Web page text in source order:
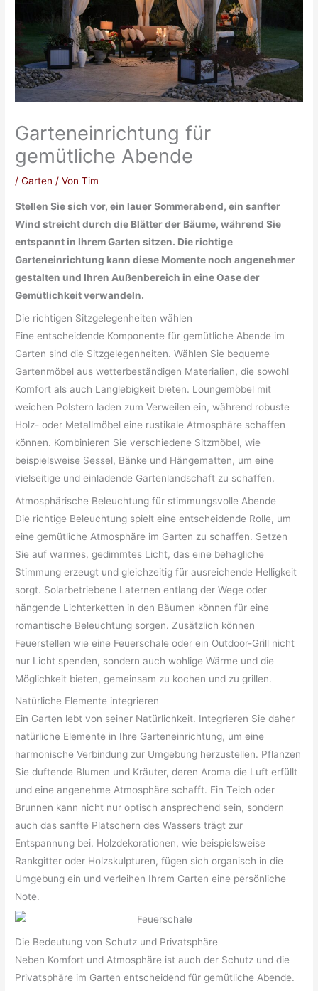
Garteneinrichtung für
gemütliche Abende
/Garten / VonTim
Stellen Sie sich vor, ein lauer Sommerabend, ein sanfter
Wind streicht durch die Blätter der Bäume, während Sie
entspannt in Ihrem Garten sitzen. Die richtige
Garteneinrichtung kann diese Momente noch angenehmer
gestalten und Ihren Außenbereich in eine Oase der
Gemütlichkeit verwandeln.
Die richtigen Sitzgelegenheiten wählen
Eine entscheidende Komponente für gemütliche Abende im
Garten sind die Sitzgelegenheiten. Wählen Sie bequeme
Gartenmöbel aus wetterbeständigen Materialien, die sowohl
Komfort als auch Langlebigkeit bieten. Loungemöbel mit
weichen Polstern laden zum Verweilen ein, während robuste
Holz- oder Metallmöbel eine rustikale Atmosphäre schaffen
können. Kombinieren Sie verschiedene Sitzmöbel, wie
beispielsweise Sessel, Bänke und Hängematten, um eine
vielseitige und einladende Gartenlandschaft zu schaffen.
Atmosphärische Beleuchtung für stimmungsvolle Abende
Die richtige Beleuchtung spielt eine entscheidende Rolle, um
eine gemütliche Atmosphäre im Garten zu schaffen. Setzen
Sie auf warmes, gedimmtes Licht, das eine behagliche
Stimmung erzeugt und gleichzeitig für ausreichende Helligkeit
sorgt. Solarbetriebene Laternen entlang der Wege oder
hängende Lichterketten in den Bäumen können für eine
romantische Beleuchtung sorgen. Zusätzlich können
Feuerstellen wie eine Feuerschale oder ein Outdoor-Grill nicht
nur Licht spenden, sondern auch wohlige Wärme und die
Möglichkeit bieten, gemeinsam zu kochen und zu grillen.
Natürliche Elemente integrieren
Ein Garten lebt von seiner Natürlichkeit. Integrieren Sie daher
natürliche Elemente in Ihre Garteneinrichtung, um eine
harmonische Verbindung zur Umgebung herzustellen. Pflanzen
Sie duftende Blumen und Kräuter, deren Aroma die Luft erfüllt
und eine angenehme Atmosphäre schafft. Ein Teich oder
Brunnen kann nicht nur optisch ansprechend sein, sondern
auch das sanfte Plätschern des Wassers trägt zur
Entspannung bei. Holzdekorationen, wie beispielsweise
Rankgitter oder Holzskulpturen, fügen sich organisch in die
Umgebung ein und verleihen Ihrem Garten eine persönliche
Note.
Die Bedeutung von Schutz und Privatsphäre
Neben Komfort und Atmosphäre ist auch der Schutz und die
Privatsphäre im Garten entscheidend für gemütliche Abende.